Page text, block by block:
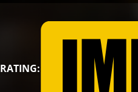
RATING: